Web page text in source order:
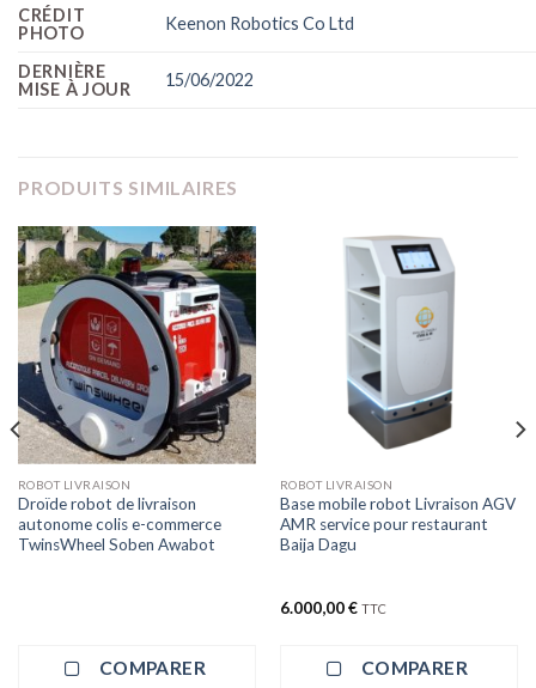
CRÉDIT
PHOTO
Keenon Robotics Co Ltd
DERNIÈRE
MISE À JOUR
15/06/2022
PRODUITS SIMILAIRES
ROBOT LIVRAISON
Droïde robot de livraison
autonome colis e-commerce
TwinsWheel Soben Awabot
COMPARER
ROBOT LIVRAISON
Base mobile robot Livraison AGV
AMR service pour restaurant
Baija Dagu
6.000,00€ TTC
COMPARER